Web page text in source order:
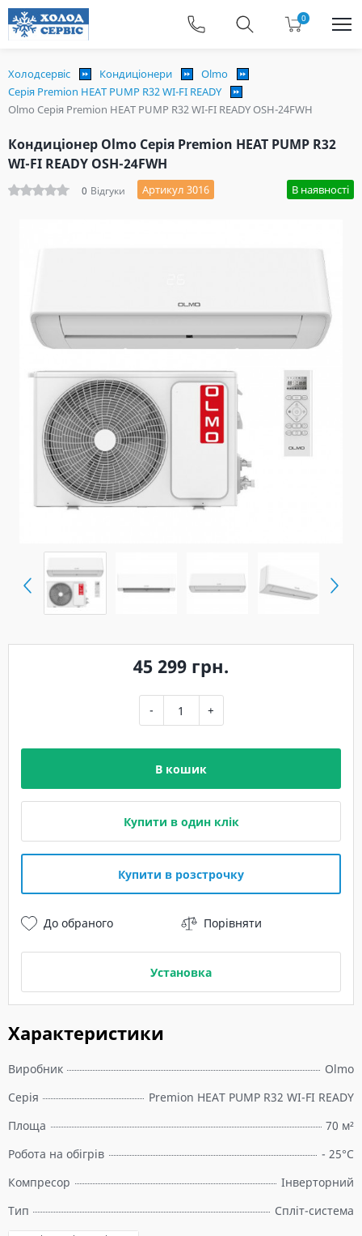
0
Холодсервіс Кондиціонери
Olmo
Серія Premion HEAT PUMP R32 WI-FI READY
Olmo Серія Premion HEAT PUMP R32 WI-FI READY OSH-24FWH
Кондиціонер Olmo Серія Premion HEAT PUMP R32
WI-FI READY OSH-24FWH
0 Відгуки Артикул 3016 В наявності
Характеристики
Виробник
Olmo
Серія
Premion HEAT PUMP R32 WI-FI READY
Площа
70 м²
Робота на обігрів
- 25°C
Компресор
Інверторний
Тип
Спліт-система
45 299 грн.
- +
В кошик
Купити в один клік
Купити в розстрочку
До обраного Порівняти
Установка